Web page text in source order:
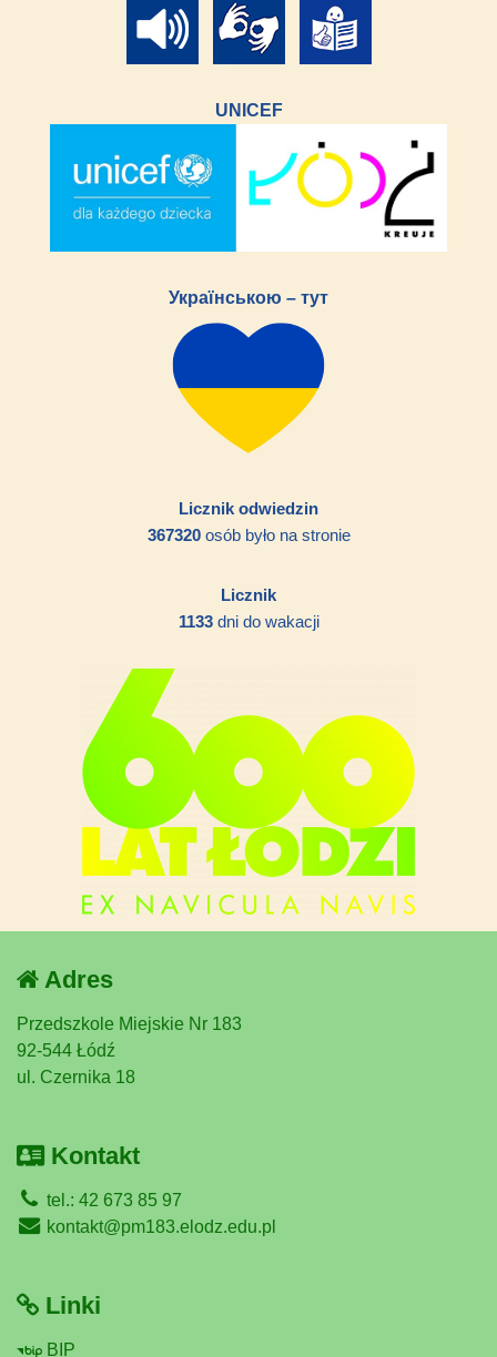
UNICEF
Українською – тут
Licznik odwiedzin
367320osób było na stronie
Licznik
1133dni do wakacji
Adres
Przedszkole Miejskie Nr 183
92-544 Łódź
ul. Czernika 18
Kontakt
tel.: 42 673 85 97
kontakt@pm183.elodz.edu.pl
Linki
BIP